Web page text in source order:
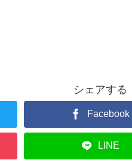
シェアする
Facebook
LINE